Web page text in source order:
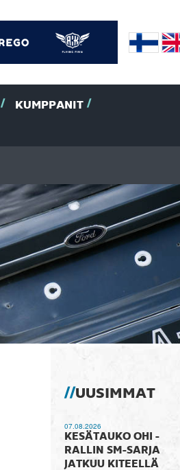
KUMPPANIT
UUSIMMAT
07.08.2026
KESÄTAUKO OHI -
RALLIN SM-SARJA
JATKUU KITEELLÄ